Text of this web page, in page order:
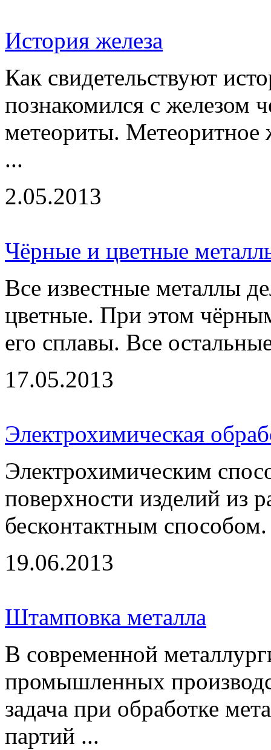
История железа
Как свидетельствуют
познакомился с железом
метеориты. Метеоритное
...
2.05.2013
Чёрные и цветные
Все известные металлы
цветные. При этом
его сплавы. Все
17.05.2013
Электрохимическая
Электрохимическим
поверхности изделий из
бесконтактным
19.06.2013
Штамповка металла
В современной
промышленных
задача при обработке
партий ...